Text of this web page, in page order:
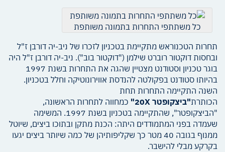
כל משתתפי התחרות בתמונה משותפת
תחרות הטכנוראש מתקיימת בטכניון לזכרו של ניב-יה דורבן ז"ל
ובחסות דוקטור רוברט שילמן ("דוקטור בוב"). ניב-יה דורבן ז"ל היה
בוגר טכניון וסטודנט מצטיין שהגה את התחרות בשנת 1997
בהיותו סטודנט בפקולטה להנדסת אווירונוטיקה וחלל בטכניון.
השנה התקיימה התחרות תחת
הכותרת"ביצקופטר 20X
" כמחווה לתחרות הראשונה,
"הביצקופטר", שהתקיימה בטכניון בשנת 1997. המשימה
שעמדה בפני המתמודדים היתה: הכנת מתקן ובתוכו ביצים, שיוטל
ממנוף בגובה 40 מטר כך שקליפותיהן של כמה שיותר ביצים יגעו
בקרקע מבלי להישבר.